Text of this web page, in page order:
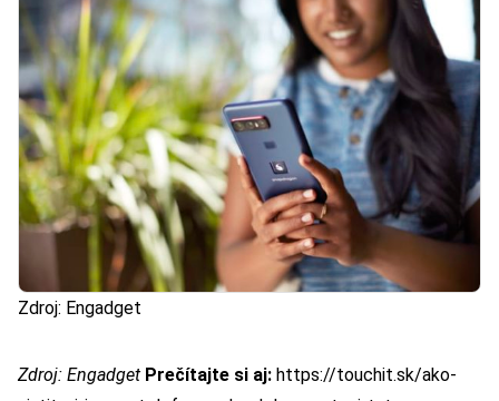
Zdroj: Engadget
Zdroj: Engadget Prečítajte si aj: https://touchit.sk/ako-